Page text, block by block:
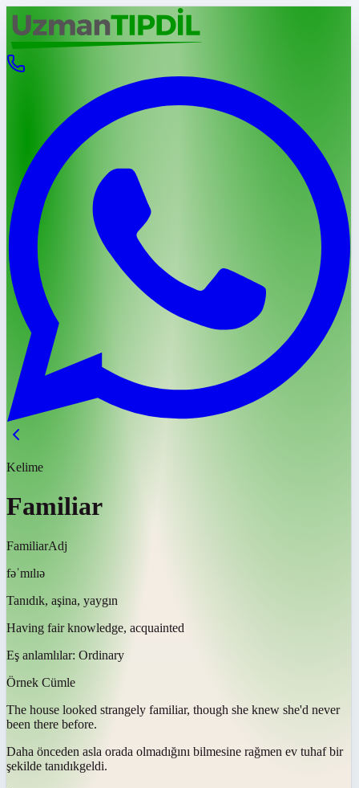
Kelime
Familiar
FamiliarAdj
fəˈmɪlɪə
Tanıdık, aşina, yaygın
Having fair knowledge, acquainted
Eş anlamlılar: Ordinary
Örnek Cümle
The house looked strangely familiar, though she knew she'd never
been there before.
Daha önceden asla orada olmadığını bilmesine rağmen ev tuhaf bir
şekilde tanıdıkgeldi.